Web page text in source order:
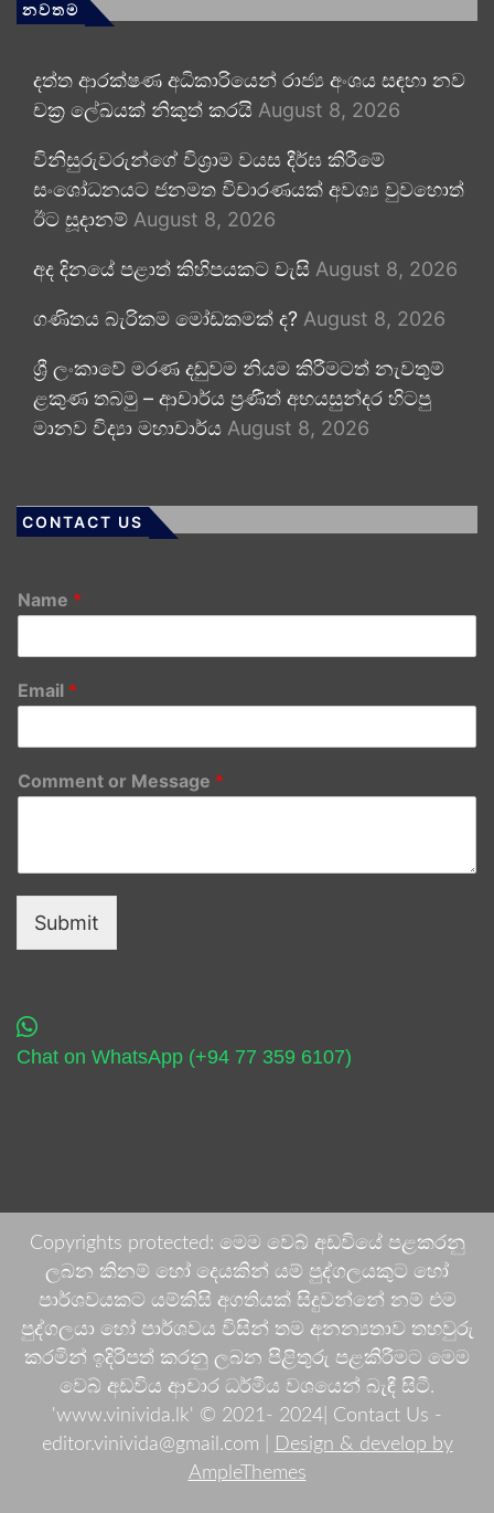
නවතම
දත්ත ආරක්ෂණ අධිකාරියෙන් රාජ්‍ය අංශය සඳහා නව
චක්‍ර ලේඛයක් නිකුත් කරයි August 8, 2026
විනිසුරුවරුන්ගේ විශ්‍රාම වයස දීර්ඝ කිරීමේ
සංශෝධනයට ජනමත විචාරණයක් අවශ්‍ය වුවහොත්
ඊට සූදානම් August 8, 2026
අද දිනයේ පළාත් කිහිපයකට වැසි August 8, 2026
ගණිතය බැරිකම මෝඩකමක් ද? August 8, 2026
ශ්‍රී ලංකාවේ මරණ දඬුවම නියම කිරීමටත් නැවතුම්
ළකුණ තබමු – ආචාර්ය ප්‍රණීත් අභයසුන්දර හිටපු
මානව විද්‍යා මහාචාර්ය August 8, 2026
CONTACT US
Name *
Email *
Comment or Message *
Submit
Chat on WhatsApp (+94 77 359 6107)
Copyrights protected: මෙම වෙබ් අඩවියේ පළකරනු
ලබන කිනම් හෝ දෙයකින් යම් පුද්ගලයකුට හෝ
පාර්ශවයකට යම්කිසි අගතියක් සිදුවන්නේ නම් එම
පුද්ගලයා හෝ පාර්ශවය විසින් තම අනන්‍යතාව තහවුරු
කරමින් ඉදිරිපත් කරනු ලබන පිළිතුරු පළකිරීමට මෙම
වෙබ් අඩවිය ආචාර ධර්මීය වශයෙන් බැඳී සිටී.
'www.vinivida.lk' © 2021- 2024| Contact Us -
editor.vinivida@gmail.com |
Design & develop by
AmpleThemes